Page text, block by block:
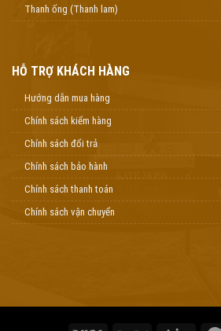
Thanh ống (Thanh lam)
HỖ TRỢ KHÁCH HÀNG
Hướng dẫn mua hàng
Chính sách kiểm hàng
Chính sách đổi trả
Chính sách bảo hành
Chính sách thanh toán
Chính sách vận chuyển